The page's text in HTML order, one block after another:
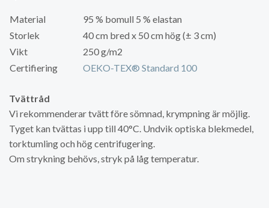
Material
95 % bomull 5 % elastan
Storlek
40 cm bred x 50 cm hög (± 3 cm)
Vikt
250 g/m2
Certifiering
OEKO-TEX® Standard 100
Tvättråd
Vi rekommenderar tvätt före sömnad, krympning är möjlig.
Tyget kan tvättas i upp till 40°C. Undvik optiska blekmedel,
torktumling och hög centrifugering.
Om strykning behövs, stryk på låg temperatur.